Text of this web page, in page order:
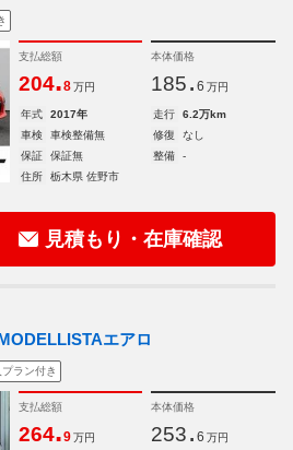
支払総額
204.8 万円
本体価格
185. 6 万円
年式 2017年 走行
6.2万km
車検
車検整備無 修復
なし
保証
保証無 整備
-
住所
栃木県 佐野市
見積もり・在庫確認
エアロ
ラン付き
支払総額
264.9 万円
本体価格
253. 6 万円